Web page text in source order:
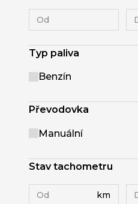
Typ paliva
Benzín
Převodovka
Manuální
Stav tachometru
km